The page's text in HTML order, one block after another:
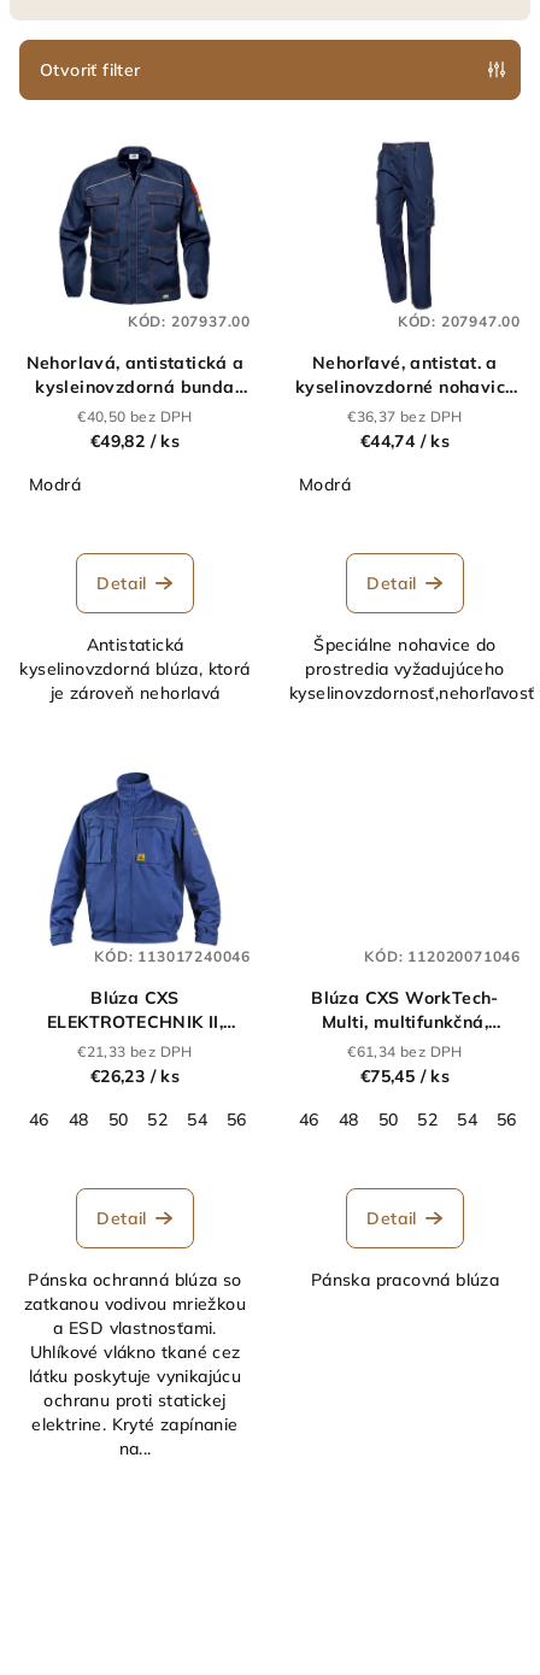
p
Otvoriť filter
Nehorlavá, antistatická a
kysleinovzdorná bunda
POLYTECH
€40,50 bez DPH
€49,82 / ks
Modrá
Detail
Antistatická
kyselinovzdorná blúza, ktorá
je zároveň nehorlavá
KÓD: 207937.00
Nehorľavé, antistat. a
kyselinovzdorné nohavice
do pása POLYTECH
€36,37 bez DPH
€44,74 / ks
Modrá
Detail
Špeciálne nohavice do
prostredia vyžadujúceho
kyselinovzdornosť,nehorľavosť
KÓD: 207947.00
Blúza CXS
ELEKTROTECHNIK II,
antistatická a ESD,
pánska, modrá
€21,33 bez DPH
€26,23 / ks
46
48 50 52 54 56 60 62 64
Detail
Pánska ochranná blúza so
zatkanou vodivou mriežkou
a ESD vlastnosťami.
Uhlíkové vlákno tkané cez
látku poskytuje vynikajúcu
ochranu proti statickej
elektrine. Kryté zapínanie
na...
KÓD: 113017240046
Blúza CXS WorkTech-
Multi, multifunkčná,
pánska, sivo-čierna
€61,34 bez DPH
€75,45 / ks
46
48 50 52 54 56
Detail
Pánska pracovná blúza
KÓD: 112020071046